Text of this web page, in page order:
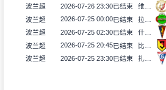
波兰超
2026-07-26 23:30已结束
波兰超
2026-07-25 00:00已结束
波兰超
2026-07-25 02:30已结束
波兰超
2026-07-25 20:45已结束
波兰超
2026-07-25 23:30已结束